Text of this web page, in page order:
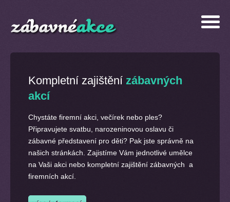
Kompletní zajištění zábavných
akcí
Chystáte firemní akci, večírek nebo ples?
Připravujete svatbu, narozeninovou oslavu či
zábavné představení pro děti? Pak jste správně na
našich stránkách. Zajistíme Vám jednotlivé umělce
na Vaši akci nebo kompletní zajištění zábavných a
firemních akcí.